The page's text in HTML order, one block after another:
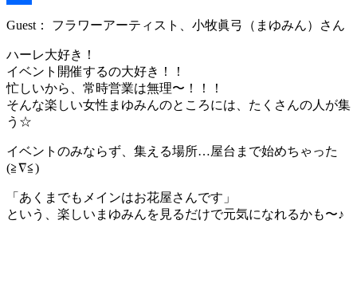
Link
共
Guest： フラワーアーティスト、小牧眞弓（まゆみん）さん
ハーレ大好き！
イベント開催するの大好き！！
忙しいから、常時営業は無理〜！！！
そんな楽しい女性まゆみんのところには、たくさんの人が集
う☆
イベントのみならず、集える場所…屋台まで始めちゃった
(≧∇≦)
「あくまでもメインはお花屋さんです」
という、楽しいまゆみんを見るだけで元気になれるかも〜♪